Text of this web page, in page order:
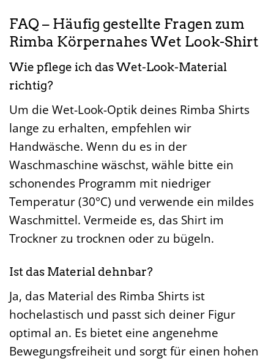
FAQ – Häufig gestellte Fragen zum
Rimba Körpernahes Wet Look-Shirt
Wie pflege ich das Wet-Look-Material
richtig?
Um die Wet-Look-Optik deines Rimba Shirts
lange zu erhalten, empfehlen wir
Handwäsche. Wenn du es in der
Waschmaschine wäschst, wähle bitte ein
schonendes Programm mit niedriger
Temperatur (30°C) und verwende ein mildes
Waschmittel. Vermeide es, das Shirt im
Trockner zu trocknen oder zu bügeln.
Ist das Material dehnbar?
Ja, das Material des Rimba Shirts ist
hochelastisch und passt sich deiner Figur
optimal an. Es bietet eine angenehme
Bewegungsfreiheit und sorgt für einen hohen